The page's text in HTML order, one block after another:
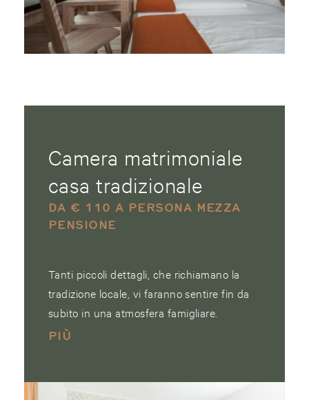
Camera matrimoniale
casa tradizionale
DA € 110 A PERSONA MEZZA
PENSIONE
Tanti piccoli dettagli, che richiamano la
tradizione locale, vi faranno sentire fin da
subito in una atmosfera famigliare.
PIÙ